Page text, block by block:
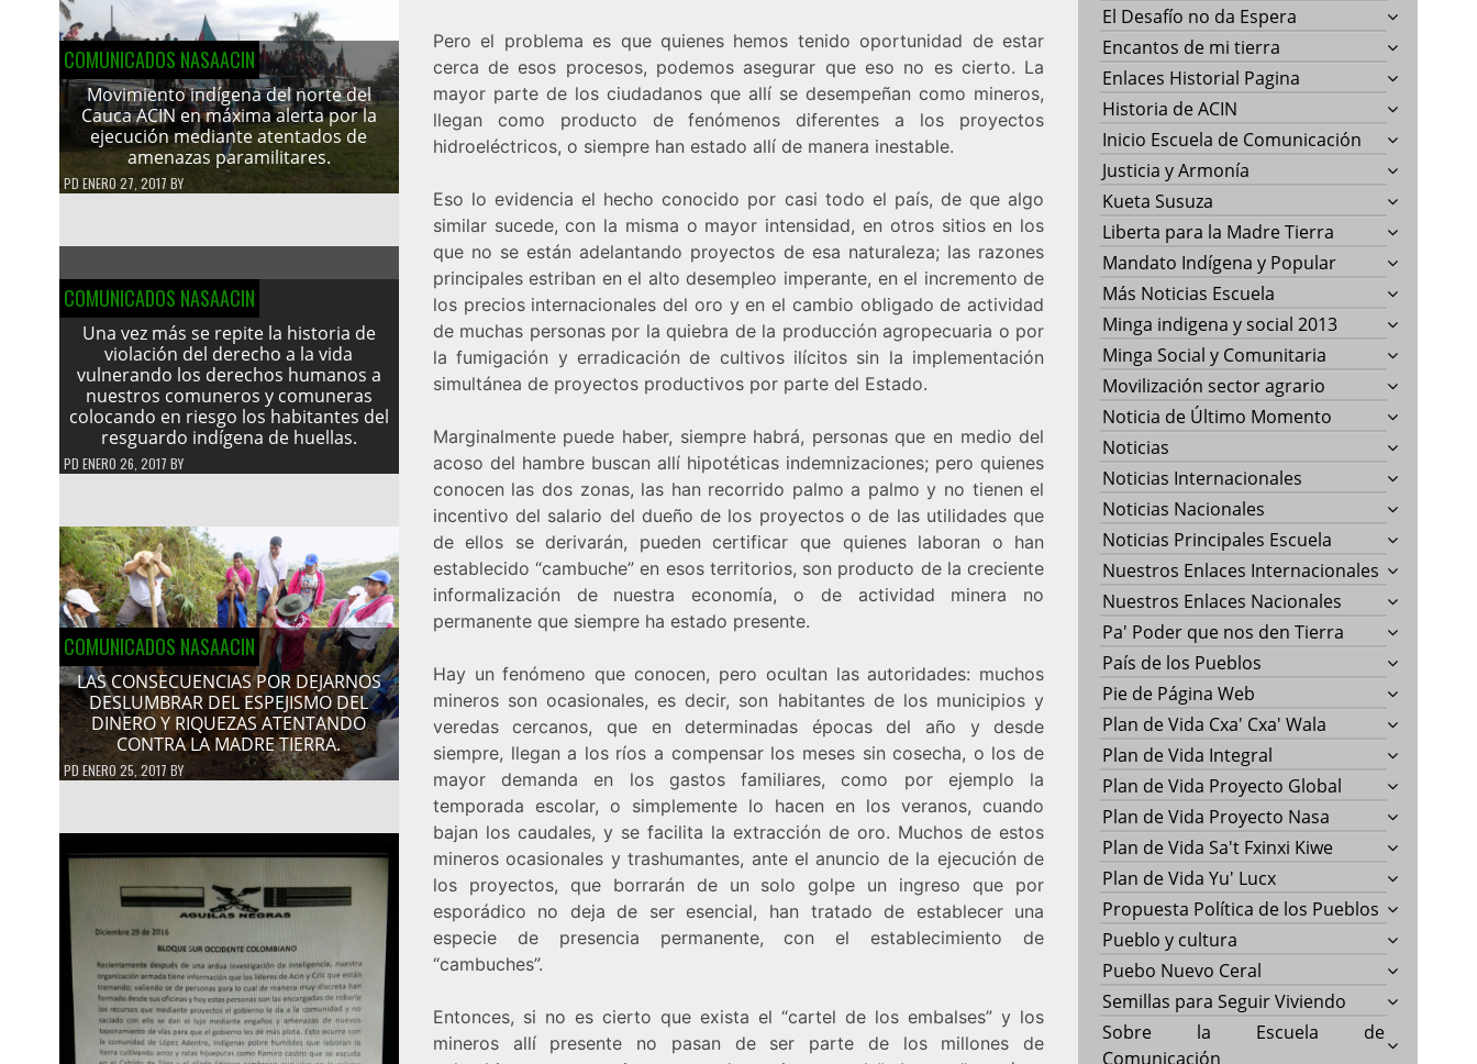
COMUNICADOS NASAACIN
Movimiento indígena del norte del
Cauca ACIN en máxima alerta por la
ejecución mediante atentados de
amenazas paramilitares.
PD ENERO 27, 2017 BY
COMUNICADOS NASAACIN
Una vez más se repite la historia de
violación del derecho a la vida
vulnerando los derechos humanos a
nuestros comuneros y comuneras
colocando en riesgo los habitantes del
resguardo indígena de huellas.
PD ENERO 26, 2017 BY
COMUNICADOS NASAACIN
LAS CONSECUENCIAS POR DEJARNOS
DESLUMBRAR DEL ESPEJISMO DEL
DINERO Y RIQUEZAS ATENTANDO
CONTRA LA MADRE TIERRA.
PDENERO 25, 2017 BY
Pero el problema es que quienes hemos tenido oportunidad de estar
cerca de esos procesos, podemos asegurar que eso no es cierto. La
mayor parte de los ciudadanos que allí se desempeñan como mineros,
llegan como producto de fenómenos diferentes a los proyectos
hidroeléctricos, o siempre han estado allí de manera inestable.
Eso lo evidencia el hecho conocido por casi todo el país, de que algo
similar sucede, con la misma o mayor intensidad, en otros sitios en los
que no se están adelantando proyectos de esa naturaleza; las razones
principales estriban en el alto desempleo imperante, en el incremento de
los precios internacionales del oro y en el cambio obligado de actividad
de muchas personas por la quiebra de la producción agropecuaria o por
la fumigación y erradicación de cultivos ilícitos sin la implementación
simultánea de proyectos productivos por parte del Estado.
Marginalmente puede haber, siempre habrá, personas que en medio del
acoso del hambre buscan allí hipotéticas indemnizaciones; pero quienes
conocen las dos zonas, las han recorrido palmo a palmo y no tienen el
incentivo del salario del dueño de los proyectos o de las utilidades que
de ellos se derivarán, pueden certificar que quienes laboran o han
establecido “cambuche” en esos territorios, son producto de la creciente
informalización de nuestra economía, o de actividad minera no
permanente que siempre ha estado presente.
Hay un fenómeno que conocen, pero ocultan las autoridades: muchos
mineros son ocasionales, es decir, son habitantes de los municipios y
veredas cercanos, que en determinadas épocas del año y desde
siempre, llegan a los ríos a compensar los meses sin cosecha, o los de
mayor demanda en los gastos familiares, como por ejemplo la
temporada escolar, o simplemente lo hacen en los veranos, cuando
bajan los caudales, y se facilita la extracción de oro. Muchos de estos
mineros ocasionales y trashumantes, ante el anuncio de la ejecución de
los proyectos, que borrarán de un solo golpe un ingreso que por
esporádico no deja de ser esencial, han tratado de establecer una
especie de presencia permanente, con el establecimiento de
“cambuches”.
Entonces, si no es cierto que exista el “cartel de los embalses” y los
mineros allí presente no pasan de ser parte de los millones de
El Desafío no da Espera
Encantos de mi tierra
Enlaces Historial Pagina
Historia de ACIN
Inicio Escuela de Comunicación
Justicia y Armonía
Kueta Susuza
Liberta para la Madre Tierra
Mandato Indígena y Popular
Más Noticias Escuela
Minga indigena y social 2013
Minga Social y Comunitaria
Movilización sector agrario
Noticia de Último Momento
Noticias
Noticias Internacionales
Noticias Nacionales
Noticias Principales Escuela
Nuestros Enlaces Internacionales
Nuestros Enlaces Nacionales
Pa' Poder que nos den Tierra
País de los Pueblos
Pie de Página Web
Plan de Vida Cxa' Cxa' Wala
Plan de Vida Integral
Plan de Vida Proyecto Global
Plan de Vida Proyecto Nasa
Plan de Vida Sa't Fxinxi Kiwe
Plan de Vida Yu' Lucx
Propuesta Política de los Pueblos
Pueblo y cultura
Puebo Nuevo Ceral
Semillas para Seguir Viviendo
Sobre la Escuela de
Comunicación